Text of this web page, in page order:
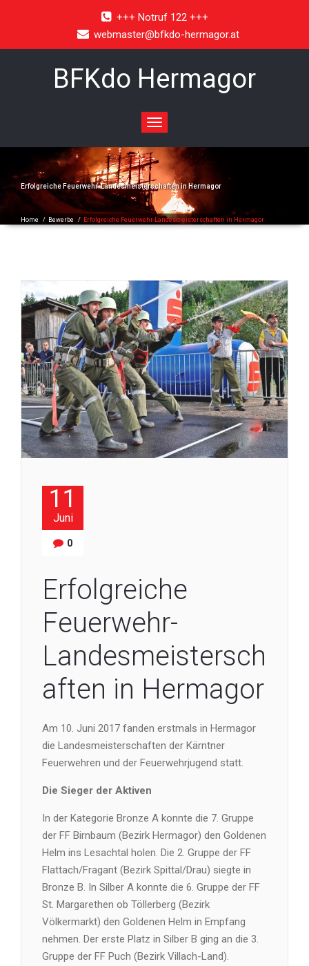
+++ Notruf 122 +++
webmaster@bfkdo-hermagor.at
BFKdo Hermagor
Toggle
navigation
Erfolgreiche Feuerwehr-Landesmeisterschaften in Hermagor
Home / Bewerbe / Erfolgreiche Feuerwehr-Landesmeisterschaften in Hermagor
11
Juni
0
Erfolgreiche
Feuerwehr-
Landesmeistersch
aften in Hermagor
Am 10. Juni 2017 fanden erstmals in Hermagor
die Landesmeisterschaften der Kärntner
Feuerwehren und der Feuerwehrjugend statt.
Die Sieger der Aktiven
In der Kategorie Bronze A konnte die 7. Gruppe
der FF Birnbaum (Bezirk Hermagor) den Goldenen
Helm ins Lesachtal holen. Die 2. Gruppe der FF
Flattach/Fragant (Bezirk Spittal/Drau) siegte in
Bronze B. In Silber A konnte die 6. Gruppe der FF
St. Margarethen ob Töllerberg (Bezirk
Völkermarkt) den Goldenen Helm in Empfang
nehmen. Der erste Platz in Silber B ging an die 3.
Gruppe der FF Puch (Bezirk Villach-Land).